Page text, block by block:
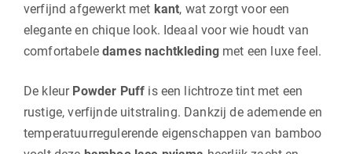
verfijnd afgewerkt met kant, wat zorgt voor een
elegante en chique look. Ideaal voor wie houdt van
comfortabeledames nachtkledingmet een luxe feel.
De kleur Powder Puff is een lichtroze tint met een
rustige, verfijnde uitstraling. Dankzij de ademende en
temperatuurregulerende eigenschappen van bamboo